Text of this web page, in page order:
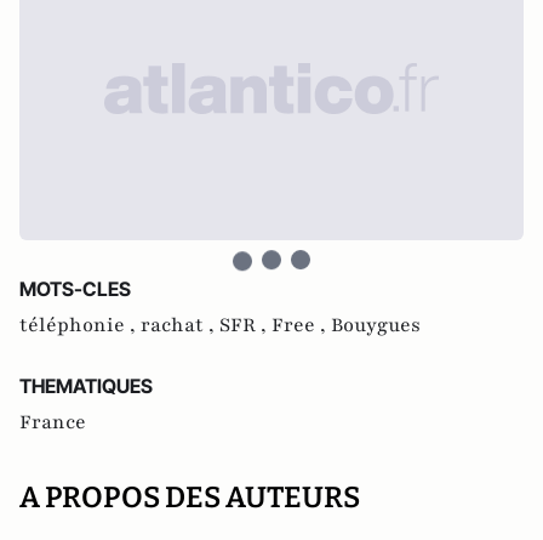
MOTS-CLES
téléphonie , rachat , SFR , Free , Bouygues
THEMATIQUES
France
A PROPOS DES AUTEURS